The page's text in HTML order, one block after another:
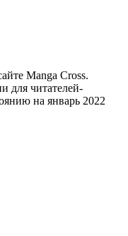
Manga Cross.
для читателей-
на январь 2022